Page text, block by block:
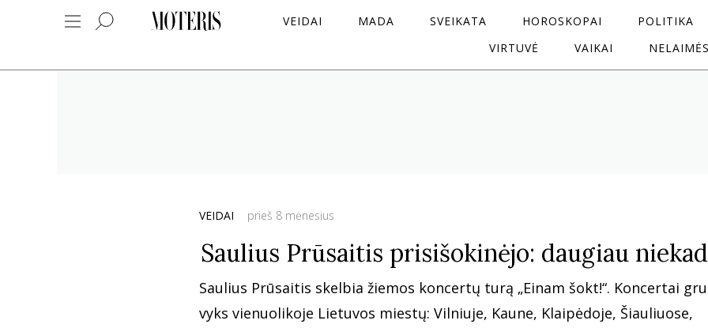
VEIDAI MADA SVEIKATA HOROSKOPAI
POLITIKA
VIRTUVĖ
VAIKAI
VEIDAI prieš 8 mėnesius
Saulius Prūsaitis prisišokinėjo: daugiau
Saulius Prūsaitis skelbia žiemos koncertų turą „Einam šokt!“. Koncertai
vyks vienuolikoje Lietuvos miestų: Vilniuje, Kaune, Klaipėdoje, Šiauliuose,